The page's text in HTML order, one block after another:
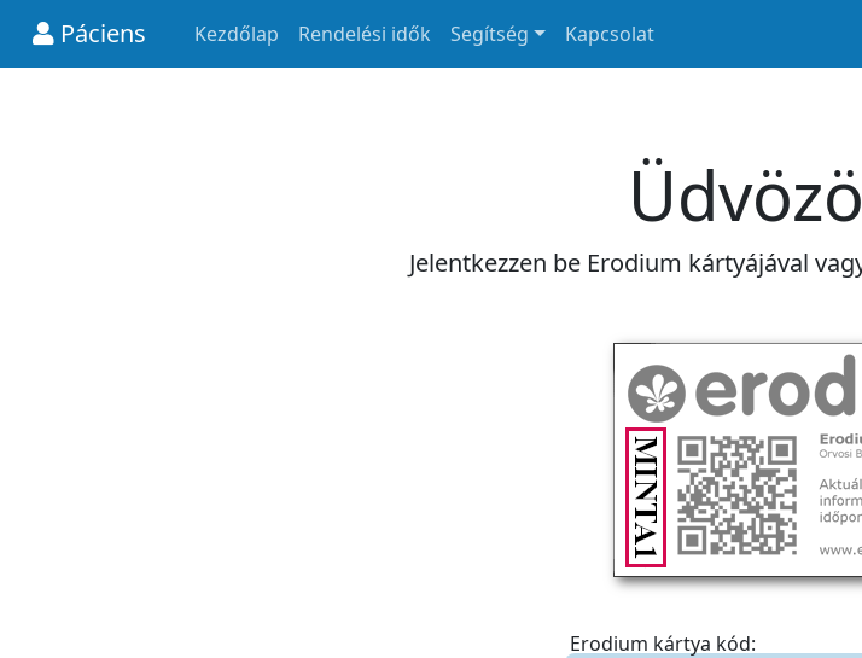
Páciens Kezdőlap Rendelési idők Segítség Kapcsolat
Jelentkezzen be Erodium kártyájával
Erodium kártya kód: